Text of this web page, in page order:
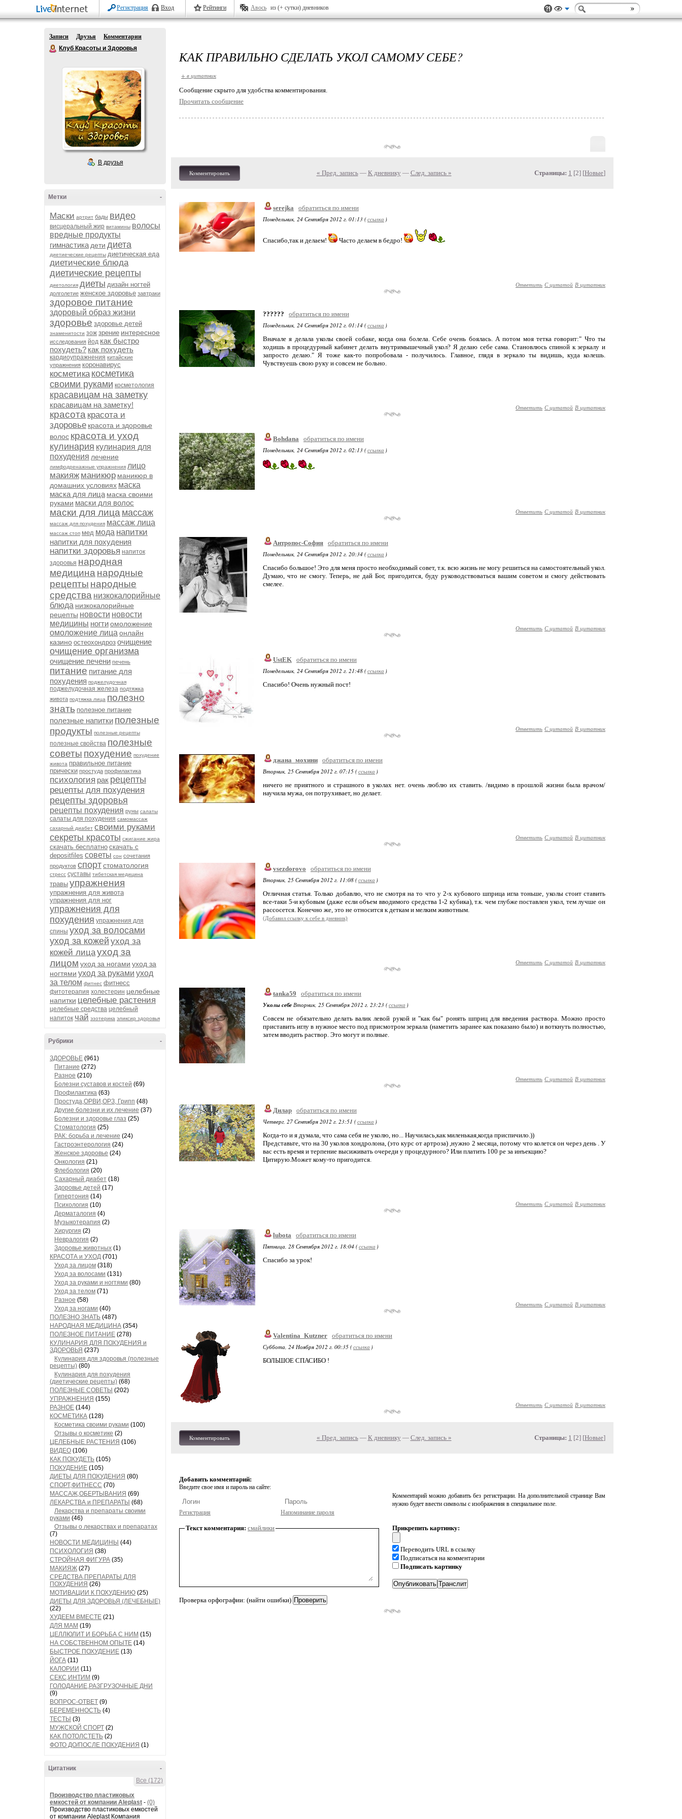
Регистрация Вход Рейтинги Авось из (+ сутки) дневников
Записи Друзья
Комментарии
Клуб Красоты и Здоровья
В друзья
-
Метки
Маски артрит бады видео
висцеральный жир витамины волосы
вредные продукты
гимнастика дети диета
диетиеческие рецепты диетическая еда
диетические блюда
диетические рецепты
диетология диеты дизайн ногтей
долголетие женское здоровье завтраки
здоровое питание
здоровый образ жизни
здоровье здоровье детей
знаменитости зож зрение интересное
исследования йод как быстро
похудеть? как похудеть
кардиоупражнения китайские
упражнения коронавирус
косметика косметика
своими руками косметология
красавицам на заметку
красавицам на заметку!
красота красота и
здоровье красота и здоровье
волос красота и уход
кулинария кулинария для
похудения лечение
лимфодренажные упражнения лицо
макияж маникюр маникюр в
домашних условиях маска
маска для лица маска своими
руками маски для волос
маски для лица массаж
массаж для похудения массаж лица
массаж стоп мед мода напитки
напитки для похудения
напитки здоровья напиток
здоровья народная
медицина народные
рецепты народные
средства низкокалорийные
блюда низкокалорийные
рецепты новости новости
медицины ногтиомоложение
омоложение лица онлайн
казино остеохондроз очищение
очищение организма
очищение печени печень
питание питание для
похудения поджелудочная
поджелудочная железа подтяжка
живота подтяжка лица полезно
знать полезное питание
полезные напитки полезные
продукты полезные рецепты
полезные свойства полезные
советы похудение похудение
живота правильное питание
прически простуда профилактика
психология рак рецепты
рецепты для похудения
рецепты здоровья
рецепты похудения руны салаты
салаты для похудения самомассаж
сахарный диабет своими руками
секреты красоты сжигание жира
скачать бесплатно скачать с
depositfiles советы сон сочетания
продуктов спортстоматология
стресс суставы тибетская медицина
травы упражнения
упражнения для живота
упражнения для ног
упражнения для
похудения упражнения для
спины уход за волосами
уход за кожей уход за
кожей лицауход за
лицом уход за ногами уход за
ногтями уход за руками уход
за телом фитнес фитнесс
фитотерапия холестерин целебные
напитки целебные растения
целебные средства целебный
напиток чай эзотерика эликсир здоровья
-
Рубрики
ЗДОРОВЬЕ (961)
Питание (272)
Разное (210)
Болезни суставов и костей (69)
Профилактика (63)
Простуда,ОРВИ,ОРЗ, Грипп (48)
Другие болезни и их лечение (37)
Болезни и здоровье глаз (25)
Стоматология (25)
РАК: борьба и лечение (24)
Гастроэнтерология (24)
Женское здоровье (24)
Онкология (21)
Флебология (20)
Сахарный диабет (18)
Здоровье детей (17)
Гипертония (14)
Психология (10)
Дерматалогия (4)
Музыкотерапия (2)
Хирургия (2)
Невралогия (2)
Здоровье животных (1)
КРАСОТА и УХОД (701)
Уход за лицом (318)
Уход за волосами (131)
Уход за руками и ногтями (80)
Уход за телом (71)
Разное (58)
Уход за ногами (40)
ПОЛЕЗНО ЗНАТЬ (487)
НАРОДНАЯ МЕДИЦИНА (354)
ПОЛЕЗНОЕ ПИТАНИЕ (278)
КУЛИНАРИЯ ДЛЯ ПОХУДЕНИЯ и
ЗДОРОВЬЯ (237)
Кулинария для здоровья (полезные
рецепты) (80)
Кулинария для похудения
(диетические рецепты) (68)
ПОЛЕЗНЫЕ СОВЕТЫ (202)
УПРАЖНЕНИЯ (155)
РАЗНОЕ (144)
КОСМЕТИКА (128)
Косметика своими руками (100)
Отзывы о косметике (2)
ЦЕЛЕБНЫЕ РАСТЕНИЯ (106)
ВИДЕО (106)
КАК ПОХУДЕТЬ (105)
ПОХУДЕНИЕ (105)
ДИЕТЫ ДЛЯ ПОХУДЕНИЯ (80)
СПОРТ,ФИТНЕСС (70)
МАССАЖ,ОБЕРТЫВАНИЯ (69)
ЛЕКАРСТВА и ПРЕПАРАТЫ (68)
Лекарства и препараты своими
руками (46)
Отзывы о лекарствах и препаратах
(7)
НОВОСТИ МЕДИЦИНЫ (44)
ПСИХОЛОГИЯ (38)
СТРОЙНАЯ ФИГУРА (35)
МАКИЯЖ (27)
СРЕДСТВА,ПРЕПАРАТЫ ДЛЯ
ПОХУДЕНИЯ (26)
МОТИВАЦИИ К ПОХУДЕНИЮ (25)
ДИЕТЫ ДЛЯ ЗДОРОВЬЯ (ЛЕЧЕБНЫЕ)
(22)
ХУДЕЕМ ВМЕСТЕ (21)
ДЛЯ МАМ (19)
ЦЕЛЛЮЛИТ И БОРЬБА С НИМ (15)
НА СОБСТВЕННОМ ОПЫТЕ (14)
БЫСТРОЕ ПОХУДЕНИЕ (13)
ЙОГА (11)
КАЛОРИИ (11)
СЕКС,ИНТИМ (9)
ГОЛОДАНИЕ,РАЗГРУЗОЧНЫЕ ДНИ
(9)
ВОПРОС-ОТВЕТ (9)
БЕРЕМЕННОСТЬ (4)
ТЕСТЫ (3)
МУЖСКОЙ СПОРТ (2)
КАК ПОТОЛСТЕТЬ (2)
ФОТО ДО/ПОСЛЕ ПОХУДЕНИЯ (1)
-
Цитатник
Все (172)
Производство пластиковых
емкостей от компании Aleplast - (0)
Производство пластиковых емкостей
от компании Aleplast Компания
КАК ПРАВИЛЬНО СДЕЛАТЬ УКОЛ САМОМУ СЕБЕ?
+ в цитатник
Cообщение скрыто для удобства комментирования.
Прочитать сообщение
Комментировать « Пред. запись— К дневнику — След. запись » Страницы: 1 [2] [Новые]
serejka
обратиться по имени
Понедельник, 24 Сентября 2012 г. 01:13 (ссылка )
Спасибо,так и делаем! Часто делаем в бедро!
Ответить С цитатой В цитатник
??????
обратиться по имени
Понедельник, 24 Сентября 2012 г. 01:14 (ссылка )
Вначале я делала уколы своей собаке, когда она болела. Себе очень боялась. А потом моя тетка говорит:" Что ты
ходишь в процедурный кабинет делать внутримышечный укол? Я делаю себе сама. Становлюсь спиной к зеркалу и
запросто делаю." Я тоже как-то попробовала - получилось. Главное, глядя в зеркало ты видишь, куда колешь.
Чувствуешь свою руку и совсем не больно.
Ответить С цитатой В цитатник
Bohdana
обратиться по имени
Понедельник, 24 Сентября 2012 г. 02:13 (ссылка )
Ответить С цитатой В цитатник
Антропос-София обратиться по имени
Понедельник, 24 Сентября 2012 г. 20:34 (ссылка )
Спасибо большое! Это для меня просто необходимый совет, т.к. всю жизнь не могу решиться на самостоятельный укол.
Думаю, что не смогу. Теперь, не дай Бог, пригодится, буду руководствоваться вашим советом и смогу действовать
смелее.
Ответить С цитатой В цитатник
UstEK обратиться по имени
Понедельник, 24 Сентября 2012 г. 21:48 (ссылка )
Спасибо! Очень нужный пост!
Ответить С цитатой В цитатник
джана_мохини обратиться по имени
Вторник, 25 Сентября 2012 г. 07:15 (ссылка )
ничего не приятного и страшного в уколах нет. очень люблю их ставить. /видимо в прошлой жизни была врачом/
научила мужа, он потрухивает, но делает.
Ответить С цитатой В цитатник
vsezdorovo
обратиться по имени
Вторник, 25 Сентября 2012 г. 11:08 (ссылка )
Отличная статья. Только добавлю, что не смотря на то что у 2-х кубового шприца игла тоньше, уколы стоит ставить
все-таки 5-и кубовым (даже если объем вводимого средства 1-2 кубика), т.к. чем глубже поставлен укол, тем лучше он
рассосется. Конечно же, это не относится к деткам и мелким животным.
(Добавил ссылку к себе в дневник)
Ответить С цитатой В цитатник
tanka59 обратиться по имени
Уколы себе Вторник, 25 Сентября 2012 г. 23:23 (ссылка )
Совсем не обязательно делать валик левой рукой и "как бы" ронять шприц для введения раствора. Можно просто
приставить иглу в нужное место под присмотром зеркала (наметить заранее как показано было) и воткнуть полностью,
затем вводить раствор. Это могут и полные.
Ответить С цитатой В цитатник
Дилар обратиться по имени
Четверг, 27 Сентября 2012 г. 23:51 (ссылка )
Когда-то и я думала, что сама себя не уколю, но... Научилась,как миленькая,когда приспичило.))
Представьте, что на 30 уколов хондролона, (это курс от артроза) ,нужно 2 месяца, потому что колется он через день . У
вас есть время и терпение высиживать очереди у процедурного? Или платить 100 ре за инъекцию?
Цитирую.Может кому-то пригодится.
Ответить С цитатой В цитатник
lubota
обратиться по имени
Пятница, 28 Сентября 2012 г. 18:04 (ссылка )
Спасибо за урок!
Ответить С цитатой В цитатник
Valentina_Kutzner обратиться по имени
Суббота, 24 Ноября 2012 г. 00:35 (ссылка )
БОЛЬШОЕ СПАСИБО !
Ответить С цитатой В цитатник
Комментировать « Пред. запись— К дневнику — След. запись » Страницы: 1 [2] [Новые]
Добавить комментарий:
Введите свое имя и пароль на сайте:
Регистрация Напоминание пароля
Комментарий можно добавить без регистрации. На дополнительной странице Вам
нужно будет ввести символы с изображения в специальное поле.
Текст комментария: смайлики
Проверка орфографии: (найти ошибки)
Прикрепить картинку:
Переводить URL в ссылку
Подписаться на комментарии
Подписать картинку